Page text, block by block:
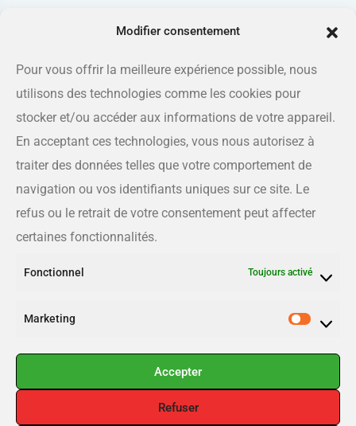
Modifier consentement
Pour vous offrir la meilleure expérience possible, nous
utilisons des technologies comme les cookies pour
stocker et/ou accéder aux informations de votre appareil.
En acceptant ces technologies, vous nous autorisez à
traiter des données telles que votre comportement de
navigation ou vos identifiants uniques sur ce site. Le
refus ou le retrait de votre consentement peut affecter
certaines fonctionnalités.
Fonctionnel Toujours activé
Marketing
Accepter
Refuser
Adresse
175 rue Queen, Sherbrooke QC J1L 1K1
Téléphone
819-566-8810
Courriel